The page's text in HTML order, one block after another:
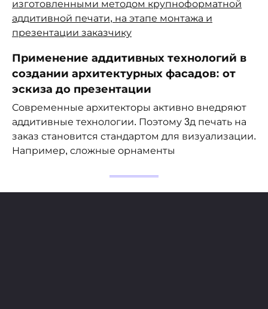
Применение аддитивных технологий в
создании архитектурных фасадов: от
эскиза до презентации
Современные архитекторы активно внедряют
аддитивные технологии. Поэтому 3д печать на
заказ становится стандартом для визуализации.
Например, сложные орнаменты